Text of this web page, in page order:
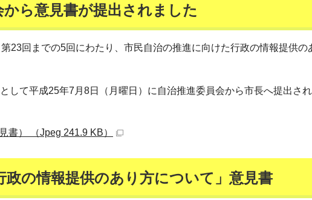
ら意見書が提出されました
23回までの5回にわたり、市民自治の推進に向けた行政の情報提供の
して平成25年7月8日（月曜日）に自治推進委員会から市長へ提出され
書） （Jpeg 241.9 KB）
政の情報提供のあり方について」意見書